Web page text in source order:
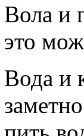
Вола и
это
Вода и